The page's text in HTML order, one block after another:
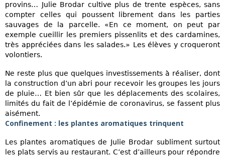
provins… Julie Brodar cultive plus de trente espèces, sans
compter celles qui poussent librement dans les parties
sauvages de la parcelle. «En ce moment, on peut par
exemple cueillir les premiers pissenlits et des cardamines,
très appréciées dans les salades.» Les élèves y croqueront
volontiers.
Ne reste plus que quelques investissements à réaliser, dont
la construction d’un abri pour recevoir les groupes les jours
de pluie… Et bien sûr que les déplacements des scolaires,
limités du fait de l’épidémie de coronavirus, se fassent plus
aisément.
Confinement : les plantes aromatiques trinquent
Les plantes aromatiques de Julie Brodar subliment surtout
les plats servis au restaurant. C’est d’ailleurs pour répondre